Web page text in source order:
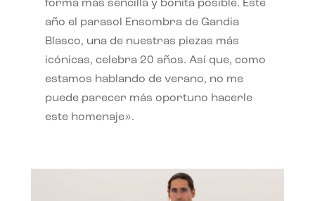
forma más sencilla y bonita posible. Este
año el parasol Ensombra de Gandia
Blasco, una de nuestras piezas más
icónicas, celebra 20 años. Así que, como
estamos hablando de verano, no me
puede parecer más oportuno hacerle
este homenaje».